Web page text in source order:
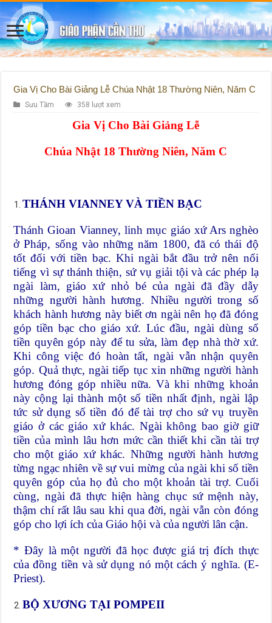
Gia Vị Cho Bài Giảng Lễ Chúa Nhật 18 Thường Niên, Năm C
Sưu Tầm 358 lượt xem
Gia Vị Cho Bài Giảng Lễ
Chúa Nhật 18 Thường Niên, Năm C
THÁNH VIANNEY VÀ TIỀN BẠC
Thánh Gioan Vianney, linh mục giáo xứ Ars nghèo
ở Pháp, sống vào những năm 1800, đã có thái độ
tốt đối với tiền bạc. Khi ngài bắt đầu trở nên nổi
tiếng vì sự thánh thiện, sứ vụ giải tội và các phép lạ
ngài làm, giáo xứ nhỏ bé của ngài đã đầy dẫy
những người hành hương. Nhiều người trong số
khách hành hương này biết ơn ngài nên họ đã đóng
góp tiền bạc cho giáo xứ. Lúc đầu, ngài dùng số
tiền quyên góp này để tu sửa, làm đẹp nhà thờ xứ.
Khi công việc đó hoàn tất, ngài vẫn nhận quyên
góp. Quả thực, ngài tiếp tục xin những người hành
hương đóng góp nhiều nữa. Và khi những khoản
này cộng lại thành một số tiền nhất định, ngài lập
tức sử dụng số tiền đó để tài trợ cho sứ vụ truyền
giáo ở các giáo xứ khác. Ngài không bao giờ giữ
tiền của mình lâu hơn mức cần thiết khi cần tài trợ
cho một giáo xứ khác. Những người hành hương
từng ngạc nhiên về sự vui mừng của ngài khi số tiền
quyên góp của họ đủ cho một khoản tài trợ. Cuối
cùng, ngài đã thực hiện hàng chục sứ mệnh này,
thậm chí rất lâu sau khi qua đời, ngài vẫn còn đóng
góp cho lợi ích của Giáo hội và của người lân cận.
* Đây là một người đã học được giá trị đích thực
của đồng tiền và sử dụng nó một cách ý nghĩa. (E-
Priest).
BỘ XƯƠNG TẠI POMPEII